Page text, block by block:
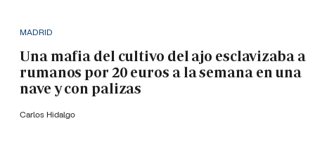
MADRID
Una mafia del cultivo del ajo esclavizaba a
rumanos por 20 euros a la semana en una
nave y con palizas
Carlos Hidalgo